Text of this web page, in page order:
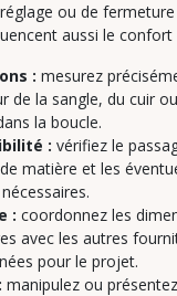
ou de fermeture
aussi le confort
: mesurez
de la sangle, du cuir
la boucle.
: vérifiez le
matière et les
: coordonnez les
avec les autres
pour le projet.
manipulez ou